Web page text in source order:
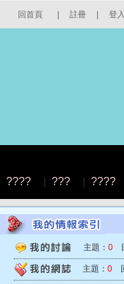
回首頁 註冊 登入
???? | ??? | ????
主題： 0
主題： 0